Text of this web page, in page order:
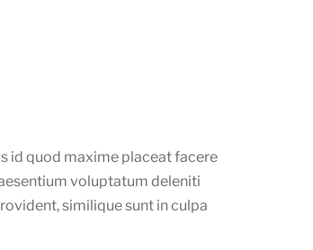
id quod maxime placeat facere
voluptatum deleniti
similique sunt in culpa